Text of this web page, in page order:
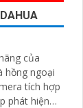
của
hồng ngoại
phát hiện